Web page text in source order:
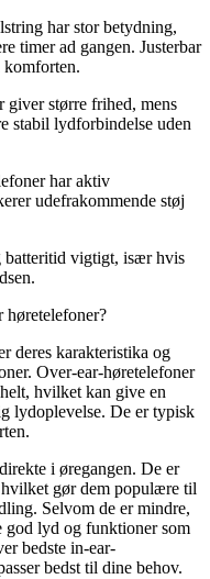
har stor betydning,
timer ad gangen. Justerbar
komforten.
giver større frihed, mens
stabil lydforbindelse uden
har aktiv
udefrakommende støj
batteritid vigtigt, især hvis
høretelefoner?
deres karakteristika og
Over-ear-høretelefoner
hvilket kan give en
lydoplevelse. De er typisk
i øregangen. De er
hvilket gør dem populære til
Selvom de er mindre,
god lyd og funktioner som
bedste in-ear-
bedst til dine behov.